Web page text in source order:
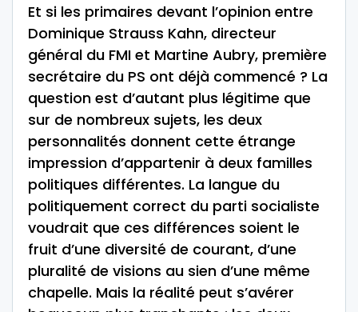
Et si les primaires devant l’opinion entre
Dominique Strauss Kahn, directeur
général du FMI et Martine Aubry, première
secrétaire du PS ont déjà commencé ? La
question est d’autant plus légitime que
sur de nombreux sujets, les deux
personnalités donnent cette étrange
impression d’appartenir à deux familles
politiques différentes. La langue du
politiquement correct du parti socialiste
voudrait que ces différences soient le
fruit d’une diversité de courant, d’une
pluralité de visions au sien d’une même
chapelle. Mais la réalité peut s’avérer